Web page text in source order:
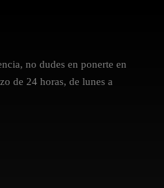
no dudes en ponerte en
de 24 horas, de lunes a